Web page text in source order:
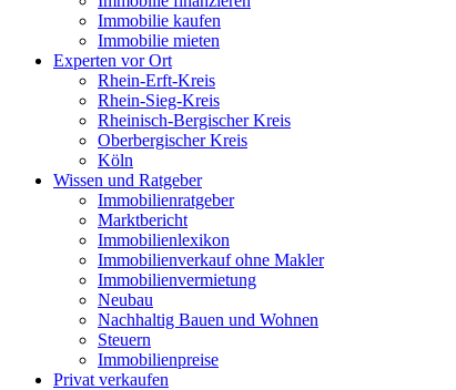
Immobilie kaufen
Immobilie mieten
Experten vor Ort
Rhein-Erft-Kreis
Rhein-Sieg-Kreis
Rheinisch-Bergischer Kreis
Oberbergischer Kreis
Köln
Wissen und Ratgeber
Immobilienratgeber
Marktbericht
Immobilienlexikon
Immobilienverkauf ohne Makler
Immobilienvermietung
Neubau
Nachhaltig Bauen und Wohnen
Steuern
Immobilienpreise
Privat verkaufen